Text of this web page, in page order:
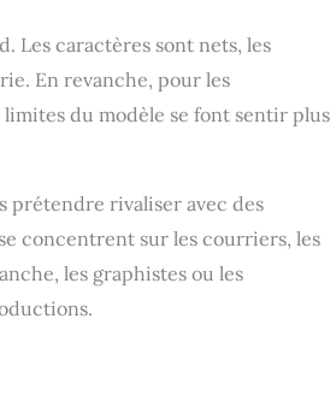
Les caractères sont nets, les
En revanche, pour les
du modèle se font sentir plus
prétendre rivaliser avec des
concentrent sur les courriers, les
les graphistes ou les